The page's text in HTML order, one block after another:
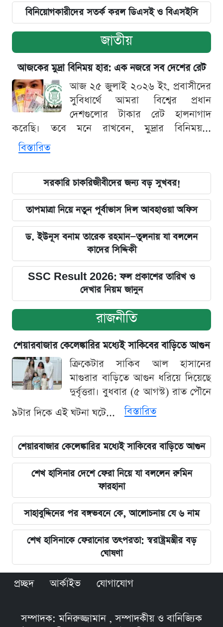
বিনিয়োগকারীদের সতর্ক করল ডিএসই ও বিএসইসি
জাতীয়
আজকের মুদ্রা বিনিময় হার: এক নজরে সব দেশের রেট
আজ ২৫ জুলাই ২০২৬ ইং, প্রবাসীদের
সুবিধার্থে আমরা বিশ্বের প্রধান
দেশগুলোর টাকার রেট হালনাগাদ
করেছি। তবে মনে রাখবেন, মুদ্রার বিনিময়...
বিস্তারিত
সরকারি চাকরিজীবীদের জন্য বড় সুখবর!
তাপমাত্রা নিয়ে নতুন পূর্বাভাস দিল আবহাওয়া অফিস
ড. ইউনূস বনাম তারেক রহমান—তুলনায় যা বললেন
কাদের সিদ্দিকী
SSC Result 2026: ফল প্রকাশের তারিখ ও
দেখার নিয়ম জানুন
রাজনীতি
শেয়ারবাজার কেলেঙ্কারির মধ্যেই সাকিবের বাড়িতে আগুন
ক্রিকেটার সাকিব আল হাসানের
মাগুরার বাড়িতে আগুন ধরিয়ে দিয়েছে
দুর্বৃত্তরা। বুধবার (৫ আগস্ট) রাত পৌনে
৯টার দিকে এই ঘটনা ঘটে...
বিস্তারিত
শেয়ারবাজার কেলেঙ্কারির মধ্যেই সাকিবের বাড়িতে আগুন
শেখ হাসিনার দেশে ফেরা নিয়ে যা বললেন রুমিন
ফারহানা
সাহাবুদ্দিনের পর বঙ্গভবনে কে, আলোচনায় যে ৬ নাম
শেখ হাসিনাকে ফেরানোর তৎপরতা: স্বরাষ্ট্রমন্ত্রীর বড়
ঘোষণা
প্রচ্ছদ আর্কাইভ যোগাযোগ
সম্পাদক: মনিরুজ্জামান , সম্পাদকীয় ও বানিজ্যিক